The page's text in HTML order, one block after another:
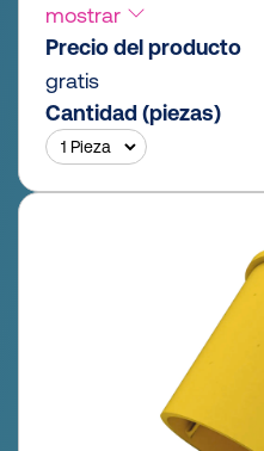
mostrar
Precio del producto
gratis
Cantidad (piezas)